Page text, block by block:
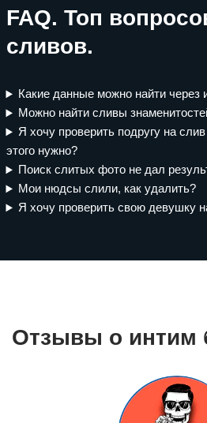
FAQ. Топ
сливов.
Какие данные можно найти через
Можно найти сливы
Я хочу проверить подругу на
этого нужно?
Поиск слитых фото не дал
Мои нюдсы слили, как удалить?
Я хочу проверить свою девушку
Отзывы о интим